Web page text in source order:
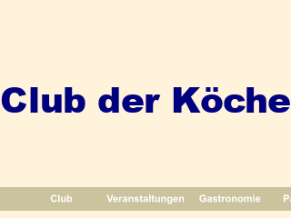
Club der Köche